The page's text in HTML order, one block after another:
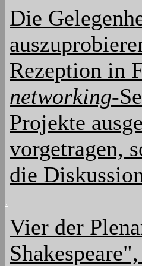
.
Die
Rezeption in
networking-
Projekte
vorgetragen,
die
Vier der